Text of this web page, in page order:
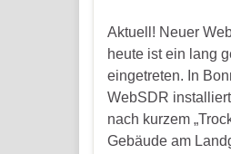
Aktuell! Neuer
heute ist ein lang
eingetreten. In
WebSDR
nach kurzem
Gebäude am